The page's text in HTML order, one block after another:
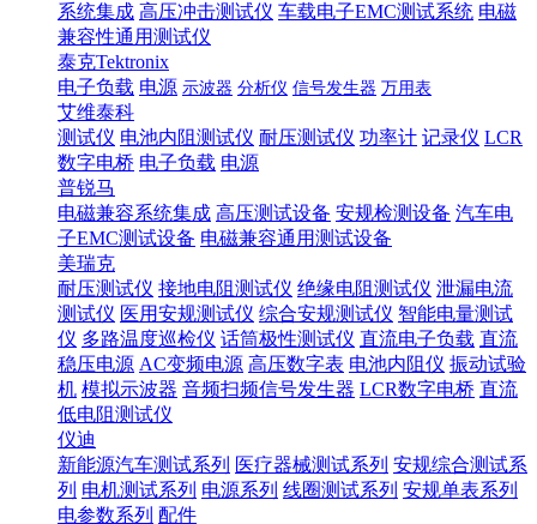
系统集成 高压冲击测试仪 车载电子EMC测试系统 电磁
兼容性通用测试仪
泰克Tektronix
电子负载 电源 示波器 分析仪 信号发生器 万用表
艾维泰科
测试仪 电池内阻测试仪 耐压测试仪 功率计 记录仪 LCR
数字电桥 电子负载 电源
普锐马
电磁兼容系统集成 高压测试设备 安规检测设备 汽车电
子EMC测试设备 电磁兼容通用测试设备
美瑞克
耐压测试仪 接地电阻测试仪 绝缘电阻测试仪 泄漏电流
测试仪 医用安规测试仪 综合安规测试仪 智能电量测试
仪 多路温度巡检仪 话筒极性测试仪 直流电子负载 直流
稳压电源 AC变频电源 高压数字表 电池内阻仪 振动试验
机 模拟示波器 音频扫频信号发生器 LCR数字电桥 直流
低电阻测试仪
仪迪
新能源汽车测试系列 医疗器械测试系列 安规综合测试系
列 电机测试系列 电源系列 线圈测试系列 安规单表系列
电参数系列 配件